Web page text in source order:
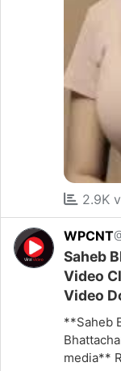
2.9K
WPCNT
Saheb
Video
Video
**Saheb
media**